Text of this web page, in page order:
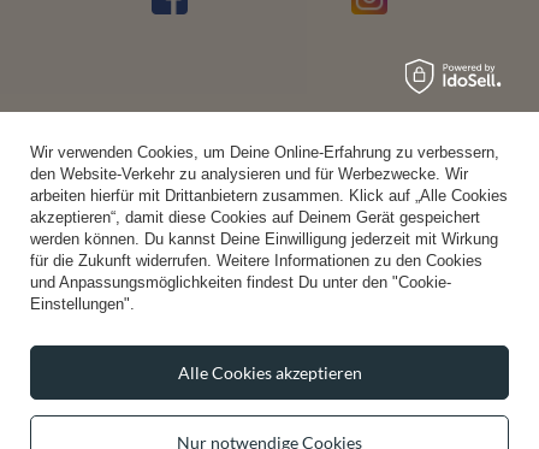
Wir verwenden Cookies, um Deine Online-Erfahrung zu verbessern,
den Website-Verkehr zu analysieren und für Werbezwecke. Wir
arbeiten hierfür mit Drittanbietern zusammen. Klick auf „Alle Cookies
akzeptieren“, damit diese Cookies auf Deinem Gerät gespeichert
werden können. Du kannst Deine Einwilligung jederzeit mit Wirkung
für die Zukunft widerrufen. Weitere Informationen zu den Cookies
und Anpassungsmöglichkeiten findest Du unter den "Cookie-
Einstellungen".
Nur notwendige Cookies
Alle Cookies akzeptieren